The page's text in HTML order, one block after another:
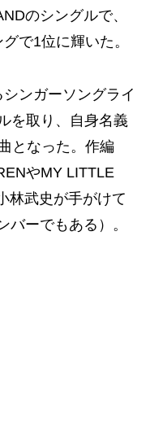
のシングルで、
で1位に輝いた。
ンガーソングライ
を取り、自身名義
となった。作編
やMY LITTLE
林武史が手がけて
バーでもある）。